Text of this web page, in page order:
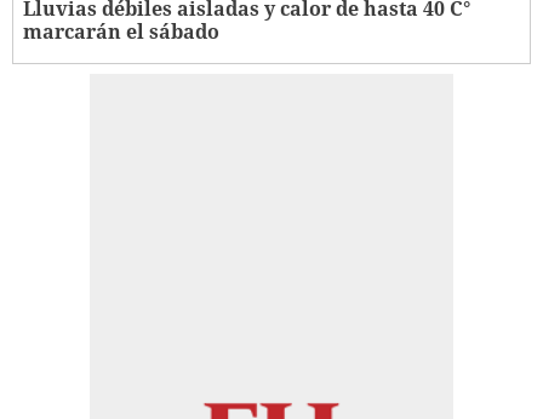
Lluvias débiles aisladas y calor de hasta 40 C°
marcarán el sábado